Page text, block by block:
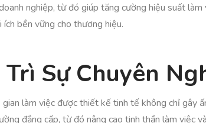
nghiệp, từ đó giúp tăng cường hiệu suất
ích bền vững cho thương hiệu.
Trì Sự Chuyên
làm việc được thiết kế tinh tế không chỉ gây
đẳng cấp, từ đó nâng cao tinh thần làm việc